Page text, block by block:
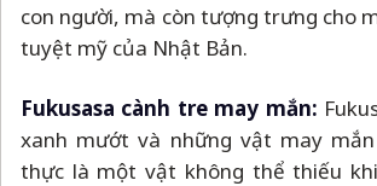
con người, mà còn tượng trưng cho
tuyệt mỹ của Nhật Bản.
Fukusasa cành tre may mắn:
xanh mướt và những vật may
thực là một vật không thể thiếu